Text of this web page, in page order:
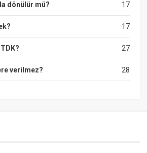
17
dönülür mü?
17
27
28
verilmez?